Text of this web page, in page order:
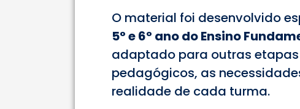
O material foi desenvolvido
5° e 6° ano do Ensino
adaptado para outras
pedagógicos, as
realidade de cada turma.